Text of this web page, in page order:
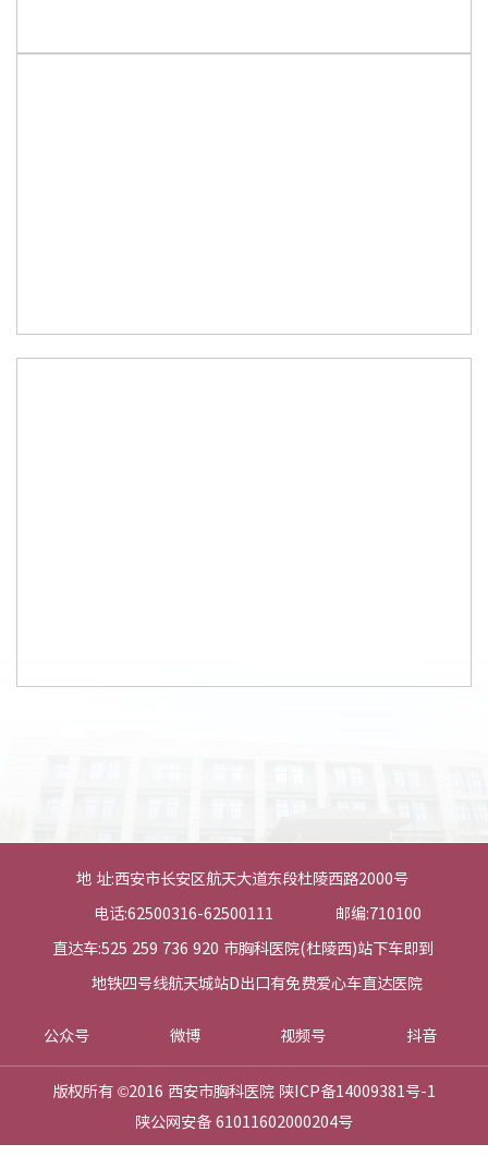
地 址:西安市长安区航天大道东段杜陵西路2000号
电话:62500316-62500111
邮编:710100
直达车:525 259 736 920 市胸科医院(杜陵西)站下车即到
地铁四号线航天城站D出口有免费爱心车直达医院
公众号 微博 视频号 抖音
版权所有 ©2016 西安市胸科医院 陕ICP备14009381号-1
陕公网安备 61011602000204号